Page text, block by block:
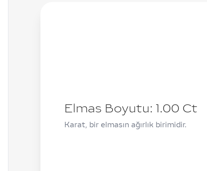
Elmas Boyutu: 1.00 Ct
Karat, bir elmasın ağırlık birimidir.